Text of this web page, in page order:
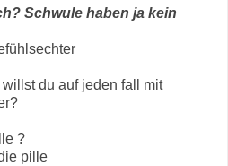
Schwule haben ja kein
du auf jeden fall mit
?
pille